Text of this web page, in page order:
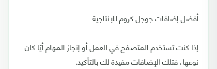
أفضل إضافات جوجل كروم للإنتاجية
إذا كنت تستخدم المتصفح في العمل أو إنجاز المهام أيًا كان
نوعها، فتلك الإضافات مفيدة لك بالتأكيد.